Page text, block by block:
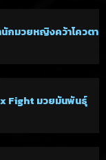
กมวยหญิงคว้าโควตา
Fight มวยมันพันธุ์